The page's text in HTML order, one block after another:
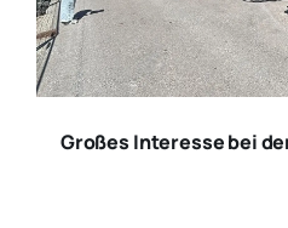
Großes Interesse bei